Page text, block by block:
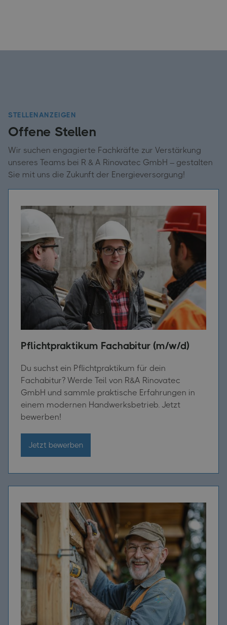
STELLENANZEIGEN
Offene Stellen
Wir suchen engagierte Fachkräfte zur Verstärkung
unseres Teams bei R & A Rinovatec GmbH – gestalten
Sie mit uns die Zukunft der Energieversorgung!
Pflichtpraktikum Fachabitur (m/w/d)
Du suchst ein Pflichtpraktikum für dein
Fachabitur? Werde Teil von R&A Rinovatec
GmbH und sammle praktische Erfahrungen in
einem modernen Handwerksbetrieb. Jetzt
bewerben!
Jetzt bewerben